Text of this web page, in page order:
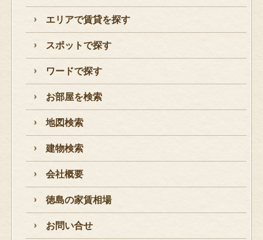
エリアで賃貸を探す
スポットで探す
ワードで探す
お部屋を検索
地図検索
建物検索
会社概要
徳島の家賃相場
お問い合せ